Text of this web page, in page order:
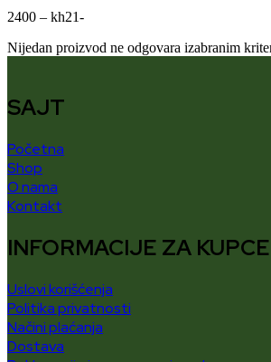
2400 – kh21-
Nijedan proizvod ne odgovara izabranim
SAJT
Početna
Shop
O nama
Kontakt
INFORMACIJE ZA KUPCE
Uslovi korišćenja
Politika privatnosti
Načini plaćanja
Dostava